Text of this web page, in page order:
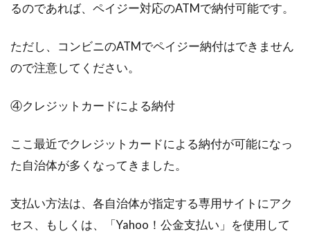
るのであれば、ペイジー対応のATMで納付可能です。
ただし、コンビニのATMでペイジー納付はできません
ので注意してください。
④クレジットカードによる納付
ここ最近でクレジットカードによる納付が可能になっ
た自治体が多くなってきました。
支払い方法は、各自治体が指定する専用サイトにアク
セス、もしくは、「Yahoo！公金支払い」を使用して